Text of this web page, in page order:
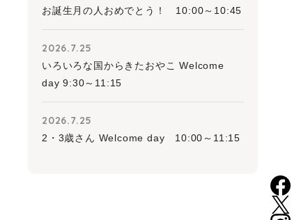
お誕生月の人おめでとう！ 10:00～10:45
2026.7.25
いろいろな国からきたおやこ Welcome
day 9:30～11:15
2026.7.25
2・3歳さん Welcome day 10:00～11:15